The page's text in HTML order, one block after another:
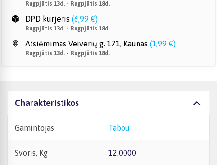
Rugpjūtis 13d. - Rugpjūtis 18d.
DPD kurjeris (6,99 €)
Rugpjūtis 13d. - Rugpjūtis 18d.
Atsiėmimas Veiverių g. 171, Kaunas (1,99 €)
Rugpjūtis 13d. - Rugpjūtis 18d.
Charakteristikos
Gamintojas Tabou
Svoris, Kg 12.0000